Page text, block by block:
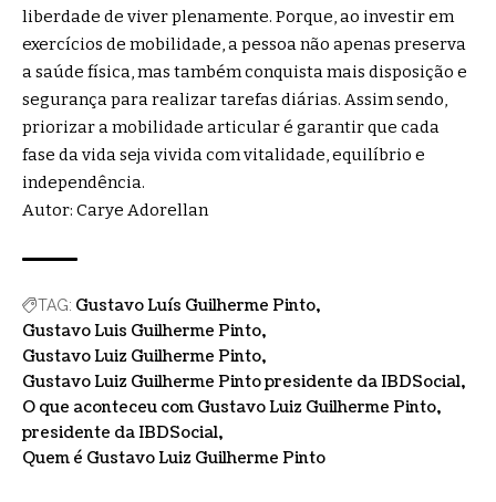
liberdade de viver plenamente. Porque, ao investir em
exercícios de mobilidade, a pessoa não apenas preserva
a saúde física, mas também conquista mais disposição e
segurança para realizar tarefas diárias. Assim sendo,
priorizar a mobilidade articular é garantir que cada
fase da vida seja vivida com vitalidade, equilíbrio e
independência.
Autor: Carye Adorellan
TAG: Gustavo Luís Guilherme Pinto
Gustavo Luis Guilherme Pinto
Gustavo Luiz Guilherme Pinto
Gustavo Luiz Guilherme Pinto presidente da IBDSocial
O que aconteceu com Gustavo Luiz Guilherme Pinto
presidente da IBDSocial
Quem é Gustavo Luiz Guilherme Pinto